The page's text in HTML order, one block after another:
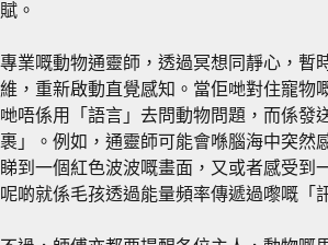
賦。
專業嘅動物通靈師，透過冥想同靜心，暫
維，重新啟動直覺感知。當佢哋對住寵物
哋唔係用「語言」去問動物問題，而係發
裹」。例如，通靈師可能會喺腦海中突然
睇到一個紅色波波嘅畫面，又或者感受到
呢啲就係毛孩透過能量頻率傳遞過嚟嘅「